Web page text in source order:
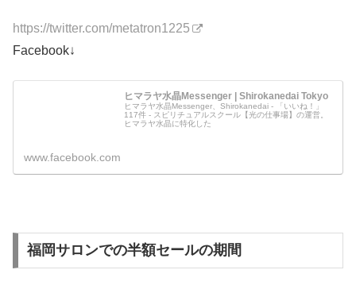
https://twitter.com/metatron1225
Facebook↓
ヒマラヤ水晶Messenger | Shirokanedai Tokyo
ヒマラヤ水晶Messenger、Shirokanedai - 「いいね！」
117件 - スピリチュアルスクール【光の仕事場】の運営。
ヒマラヤ水晶に特化した
www.facebook.com
福岡サロンでの半額セールの期間